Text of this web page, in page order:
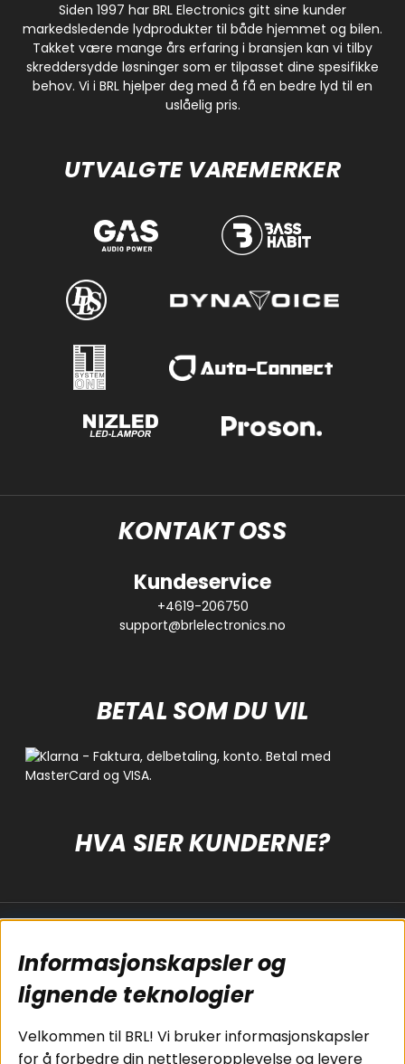
Siden 1997 har BRL Electronics gitt sine kunder
markedsledende lydprodukter til både hjemmet og bilen.
Takket være mange års erfaring i bransjen kan vi tilby
skreddersydde løsninger som er tilpasset dine spesifikke
behov. Vi i BRL hjelper deg med å få en bedre lyd til en
uslåelig pris.
UTVALGTE VAREMERKER
KONTAKT OSS
Kundeservice
+4619-206750
support@brlelectronics.no
BETAL SOM DU VIL
HVA SIER KUNDERNE?
Koblingsguide for
subwoofers
Tilkobling av
bilforsterker
Koblingsguide for
Cookies
Kjøpsvilkår
Personvernpolicy
Service / Garanti /
Retur
Informasjonskapsler og
lignende teknologier
Velkommen til BRL! Vi bruker informasjonskapsler
for å forbedre din nettleseropplevelse og levere